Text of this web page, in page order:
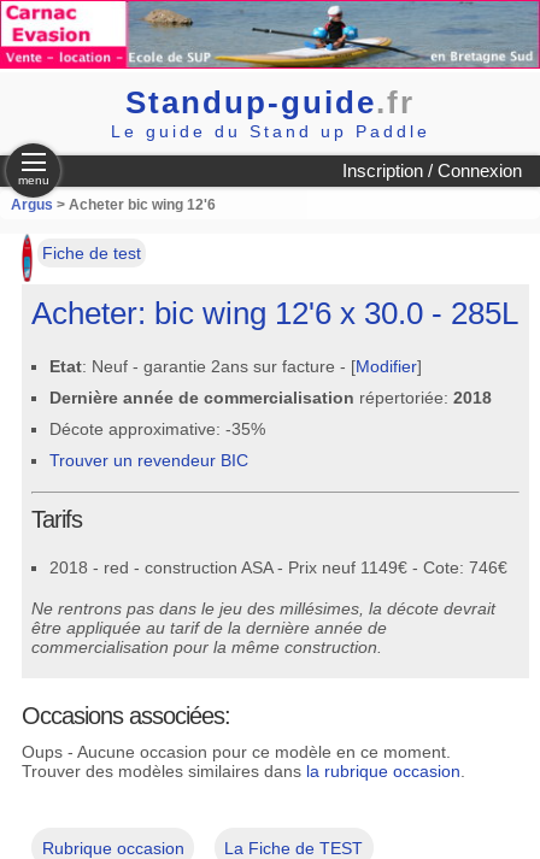
Standup-guide.fr
Le guide du Stand up Paddle
Inscription / Connexion
menu
Argus > Acheter bic wing 12'6
Fiche de test
Acheter: bic wing 12'6 x 30.0 - 285L
Etat: Neuf - garantie 2ans sur facture - [Modifier]
Dernière année de commercialisation répertoriée:2018
Décote approximative: -35%
Trouver un revendeur BIC
Tarifs
2018 - red - construction ASA - Prix neuf 1149€ - Cote: 746€
Ne rentrons pas dans le jeu des millésimes, la décote devrait
être appliquée au tarif de la dernière année de
commercialisation pour la même construction.
Occasions associées:
Oups - Aucune occasion pour ce modèle en ce moment.
Trouver des modèles similaires dans la rubrique occasion.
Rubrique occasion La Fiche de TEST